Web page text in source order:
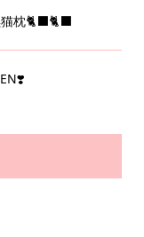
枕🐈‍⬛🐈‍⬛